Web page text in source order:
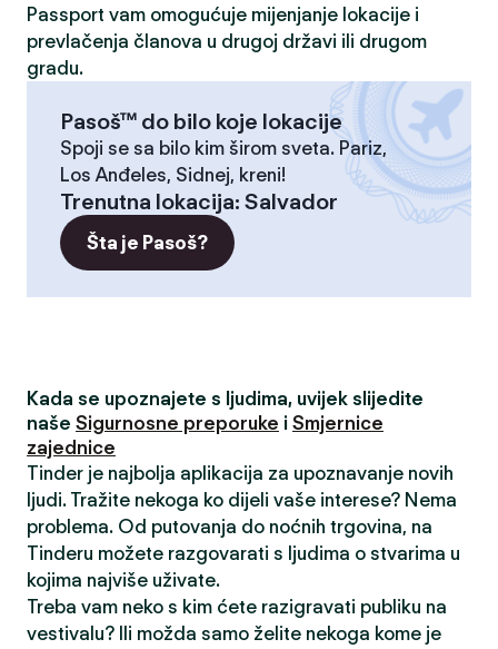
Passport vam omogućuje mijenjanje lokacije i
prevlačenja članova u drugoj državi ili drugom
gradu.
Pasoš™ do bilo koje lokacije
Spoji se sa bilo kim širom sveta. Pariz,
Los Anđeles, Sidnej, kreni!
Trenutna lokacija: Salvador
Šta je Pasoš?
Kada se upoznajete s ljudima, uvijek slijedite
naše Sigurnosne preporuke i Smjernice
zajednice
Tinder je najbolja aplikacija za upoznavanje novih
ljudi. Tražite nekoga ko dijeli vaše interese? Nema
problema. Od putovanja do noćnih trgovina, na
Tinderu možete razgovarati s ljudima o stvarima u
kojima najviše uživate.
Treba vam neko s kim ćete razigravati publiku na
vestivalu? Ili možda samo želite nekoga kome je